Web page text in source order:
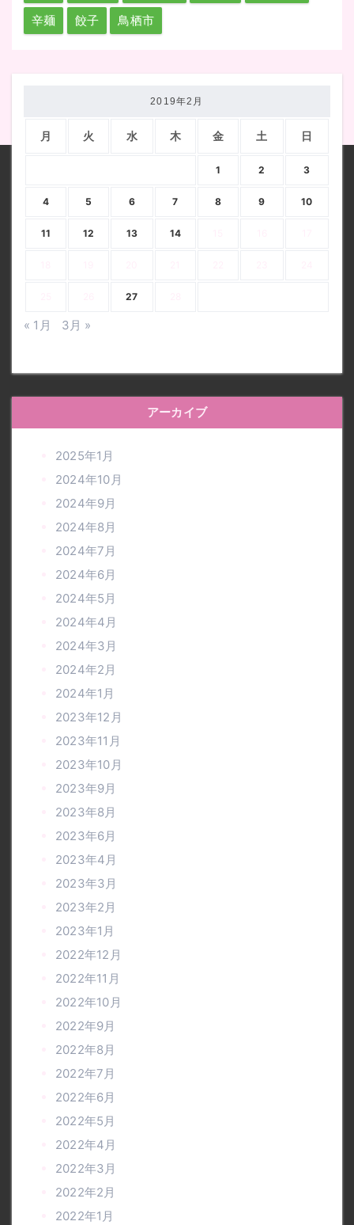
辛麺 餃子 鳥栖市
2019年2月
月 火 水 木 金 土 日
1 2 3
4 5 6 7 8 9 10
11 12 13 14
27
« 1月 3月 »
アーカイブ
2025年1月
2024年10月
2024年9月
2024年8月
2024年7月
2024年6月
2024年5月
2024年4月
2024年3月
2024年2月
2024年1月
2023年12月
2023年11月
2023年10月
2023年9月
2023年8月
2023年6月
2023年4月
2023年3月
2023年2月
2023年1月
2022年12月
2022年11月
2022年10月
2022年9月
2022年8月
2022年7月
2022年6月
2022年5月
2022年4月
2022年3月
2022年2月
2022年1月